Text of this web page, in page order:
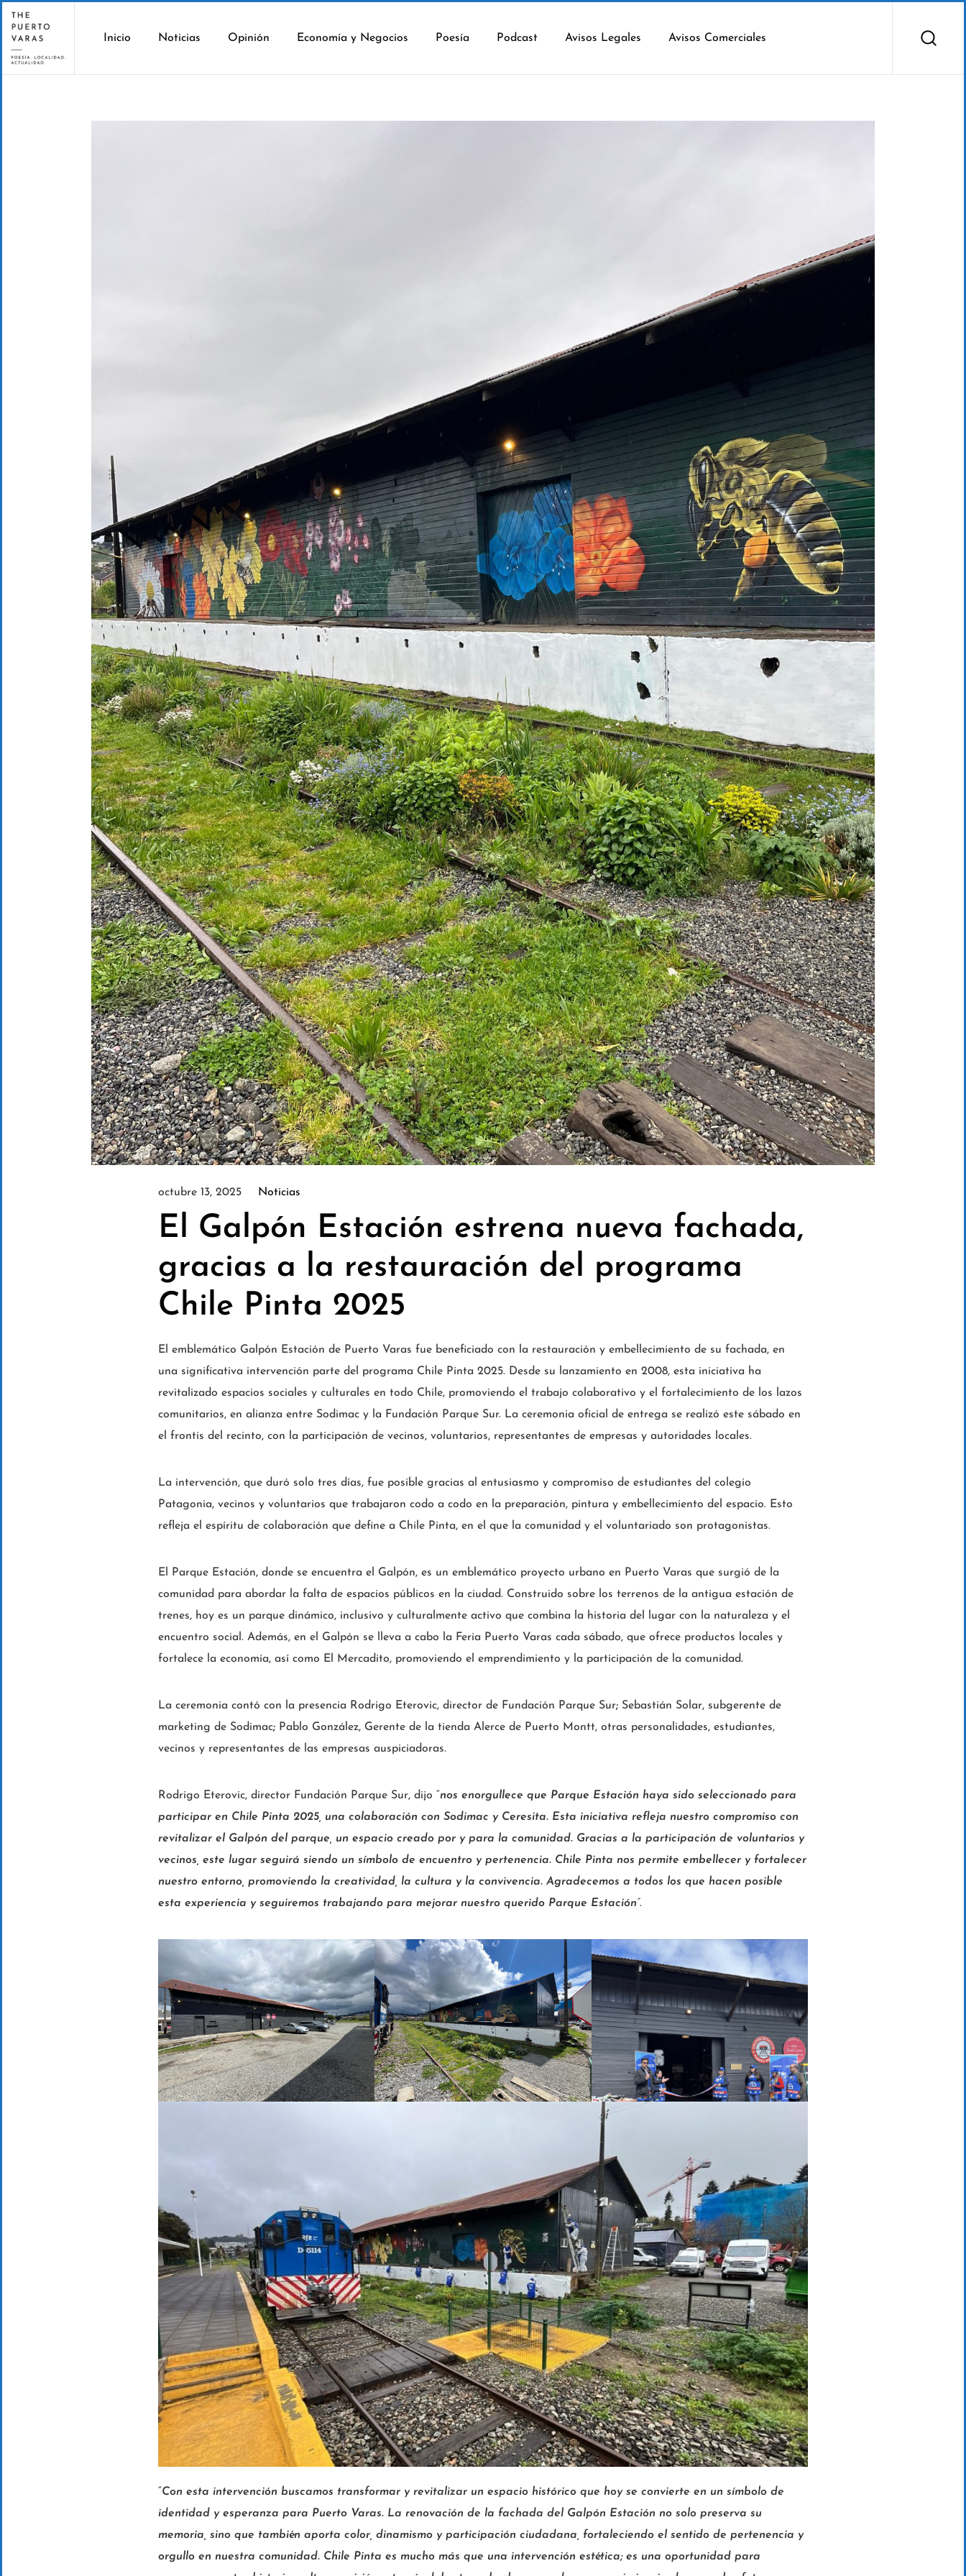
Inicio Noticias Opinión Economía y Negocios Poesía Podcast Avisos Legales Avisos Comerciales
octubre 13, 2025 Noticias
El Galpón Estación estrena nueva fachada,
gracias a la restauración del programa
Chile Pinta 2025
El emblemático Galpón Estación de Puerto Varas fue beneficiado con la restauración y embellecimiento de su fachada, en
una significativa intervención parte del programa Chile Pinta 2025. Desde su lanzamiento en 2008, esta iniciativa ha
revitalizado espacios sociales y culturales en todo Chile, promoviendo el trabajo colaborativo y el fortalecimiento de los lazos
comunitarios, en alianza entre Sodimac y la Fundación Parque Sur. La ceremonia oficial de entrega se realizó este sábado en
el frontis del recinto, con la participación de vecinos, voluntarios, representantes de empresas y autoridades locales.
La intervención, que duró solo tres días, fue posible gracias al entusiasmo y compromiso de estudiantes del colegio
Patagonia, vecinos y voluntarios que trabajaron codo a codo en la preparación, pintura y embellecimiento del espacio. Esto
refleja el espíritu de colaboración que define a Chile Pinta, en el que la comunidad y el voluntariado son protagonistas.
El Parque Estación, donde se encuentra el Galpón, es un emblemático proyecto urbano en Puerto Varas que surgió de la
comunidad para abordar la falta de espacios públicos en la ciudad. Construido sobre los terrenos de la antigua estación de
trenes, hoy es un parque dinámico, inclusivo y culturalmente activo que combina la historia del lugar con la naturaleza y el
encuentro social. Además, en el Galpón se lleva a cabo la Feria Puerto Varas cada sábado, que ofrece productos locales y
fortalece la economía, así como El Mercadito, promoviendo el emprendimiento y la participación de la comunidad.
La ceremonia contó con la presencia Rodrigo Eterovic, director de Fundación Parque Sur; Sebastián Solar, subgerente de
marketing de Sodimac; Pablo González, Gerente de la tienda Alerce de Puerto Montt, otras personalidades, estudiantes,
vecinos y representantes de las empresas auspiciadoras.
Rodrigo Eterovic, director Fundación Parque Sur, dijo “nos enorgullece que Parque Estación haya sido seleccionado para
participar en Chile Pinta 2025, una colaboración con Sodimac y Ceresita. Esta iniciativa refleja nuestro compromiso con
revitalizar el Galpón del parque, un espacio creado por y para la comunidad. Gracias a la participación de voluntarios y
vecinos, este lugar seguirá siendo un símbolo de encuentro y pertenencia. Chile Pinta nos permite embellecer y fortalecer
nuestro entorno, promoviendo la creatividad, la cultura y la convivencia. Agradecemos a todos los que hacen posible
esta experiencia y seguiremos trabajando para mejorar nuestro querido Parque Estación”.
“Con esta intervención buscamos transformar y revitalizar un espacio histórico que hoy se convierte en un símbolo de
identidad y esperanza para Puerto Varas. La renovación de la fachada del Galpón Estación no solo preserva su
memoria, sino que también aporta color, dinamismo y participación ciudadana, fortaleciendo el sentido de pertenencia y
orgullo en nuestra comunidad. Chile Pinta es mucho más que una intervención estética; es una oportunidad para